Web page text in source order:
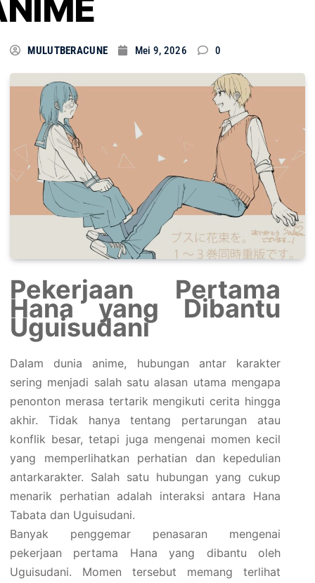
MULUTBERACUNE Mei 9, 2026 0
Pekerjaan Pertama
Hana yang Dibantu
Uguisudani
Dalam dunia anime, hubungan antar karakter
sering menjadi salah satu alasan utama mengapa
penonton merasa tertarik mengikuti cerita hingga
akhir. Tidak hanya tentang pertarungan atau
konflik besar, tetapi juga mengenai momen kecil
yang memperlihatkan perhatian dan kepedulian
antarkarakter. Salah satu hubungan yang cukup
menarik perhatian adalah interaksi antara Hana
Tabata dan Uguisudani.
Banyak penggemar penasaran mengenai
pekerjaan pertama Hana yang dibantu oleh
Uguisudani. Momen tersebut memang terlihat